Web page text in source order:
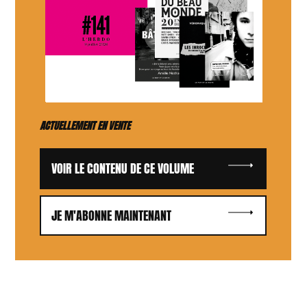
ACTUELLEMENT EN VENTE
VOIR LE CONTENU DE CE VOLUME
JE M'ABONNE MAINTENANT